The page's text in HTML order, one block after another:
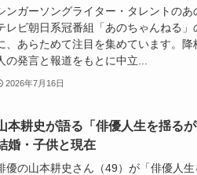
ンガーソングライター・タレントの
レビ朝日系冠番組「あのちゃんねる
、あらためて注目を集めています。
の発言と報道をもとに中立...
2026年7月16日
本耕史が語る「俳優人生を揺る
婚・子供と現在
優の山本耕史さん（49）が「俳優人